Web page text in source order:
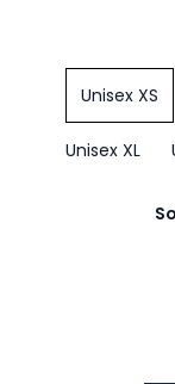
Unisex XS
Unisex XL